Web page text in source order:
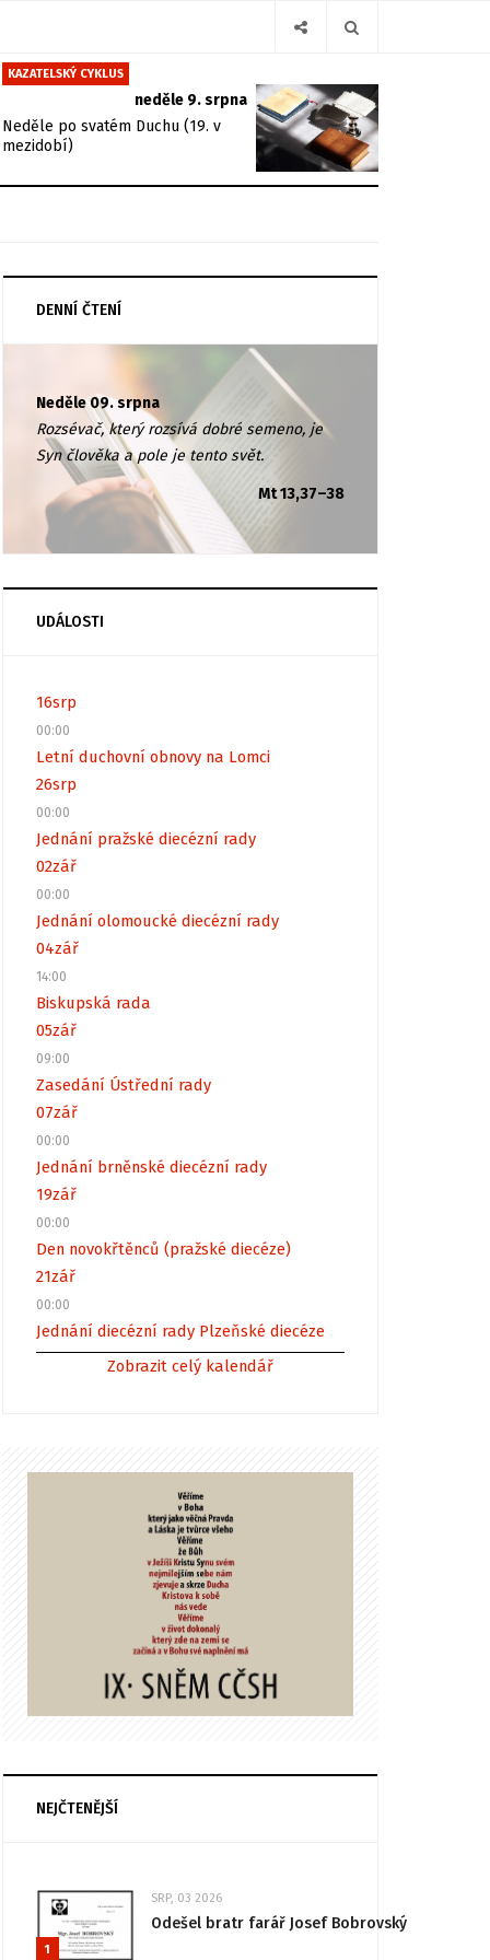
KAZATELSKÝ CYKLUS
neděle 9. srpna
Neděle po svatém Duchu (19. v
mezidobí)
DENNÍ ČTENÍ
Neděle 09. srpna
Rozsévač, který rozsívá dobré semeno, je
Syn člověka a pole je tento svět.
Mt 13,37–38
UDÁLOSTI
16srp
00:00
Letní duchovní obnovy na Lomci
26srp
00:00
Jednání pražské diecézní rady
02zář
00:00
Jednání olomoucké diecézní rady
04zář
14:00
Biskupská rada
05zář
09:00
Zasedání Ústřední rady
07zář
00:00
Jednání brněnské diecézní rady
19zář
00:00
Den novokřtěnců (pražské diecéze)
21zář
00:00
Jednání diecézní rady Plzeňské diecéze
Zobrazit celý kalendář
NEJČTENĚJŠÍ
1
SRP, 03 2026
Odešel bratr farář Josef Bobrovský